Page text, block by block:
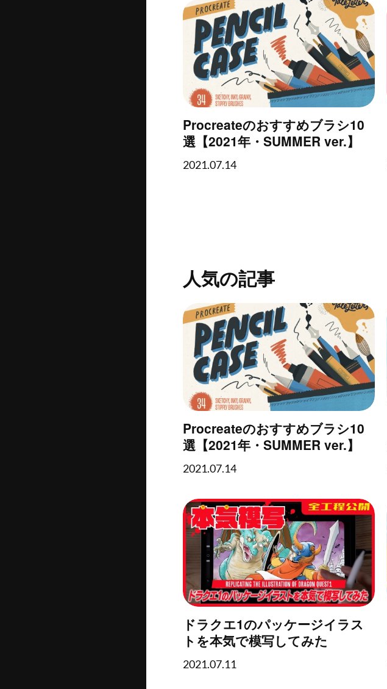
Procreateのおすすめブラシ10
選【2021年・SUMMER ver.】
2021.07.14
人気の記事
Procreateのおすすめブラシ10
選【2021年・SUMMER ver.】
2021.07.14
ドラクエ1のパッケージイラス
トを本気で模写してみた
2021.07.11